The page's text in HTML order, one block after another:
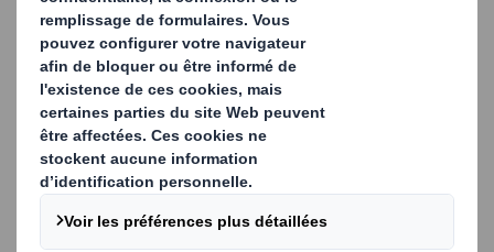
Alors que l'attention croissante portée aux chaînes
d'approvisionnement, à leur fragilité et à leur
complexité, continue d'être une priorité pour les
dirigeants de tous les secteurs, notre rapport explore la
question suivante :quel rôle l'emballage joue-t-il ?
Que font les entreprises aujourd'hui et que prévoient-
elles de faire pour améliorer l'efficacité de la Supply Chain,
intégrer la durabilité et créer des partenariats plus